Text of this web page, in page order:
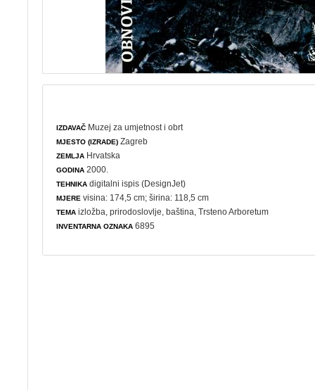
IZDAVAČ Muzej za umjetnost i obrt
MJESTO (IZRADE) Zagreb
ZEMLJA Hrvatska
GODINA 2000.
TEHNIKA digitalni ispis (DesignJet)
MJERE visina: 174,5 cm; širina: 118,5 cm
TEMA izložba ,prirodoslovlje ,baština , Trsteno Arboretum
INVENTARNA OZNAKA 6895